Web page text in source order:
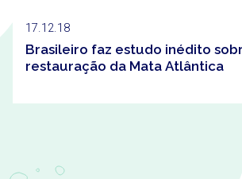
17.12.18
Brasileiro faz estudo inédito
restauração da Mata Atlântica